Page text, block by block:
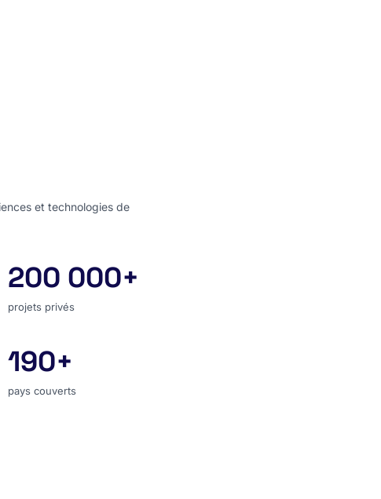
et technologies de
projets privés
200 000+
projets privés
pays couverts
190+
pays couverts